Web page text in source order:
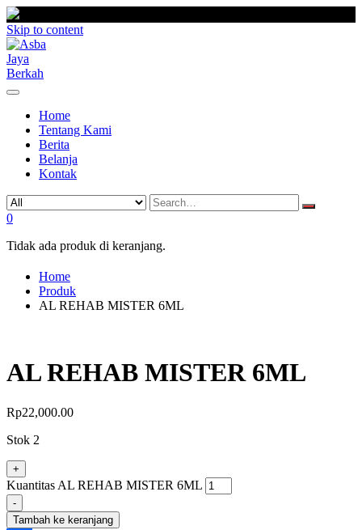
Skip to content
Home
Tentang Kami
Berita
Belanja
Kontak
0
Tidak ada produk di keranjang.
Home
Produk
AL REHAB MISTER 6ML
AL REHAB MISTER 6ML
Rp22,000.00
Stok 2
+
Kuantitas AL REHAB MISTER 6ML
-
Tambah ke keranjang